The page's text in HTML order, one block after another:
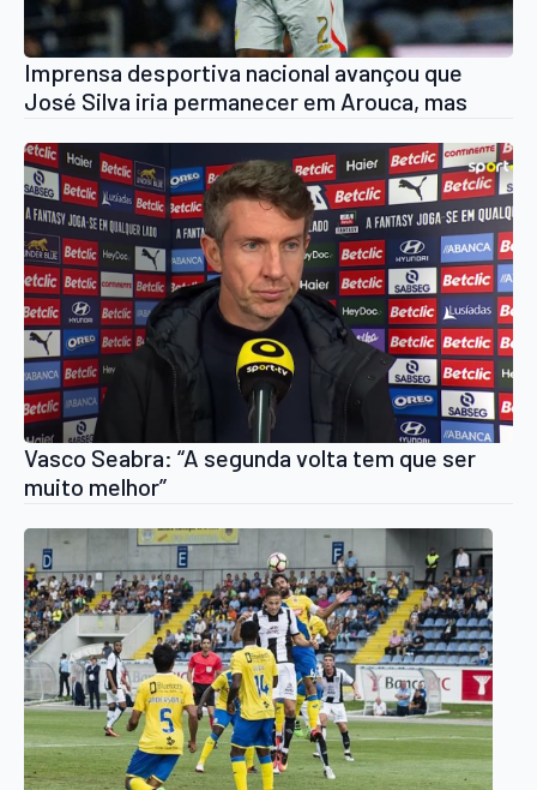
Imprensa desportiva nacional avançou que
José Silva iria permanecer em Arouca, mas
Vasco Seabra: “A segunda volta tem que ser
muito melhor”